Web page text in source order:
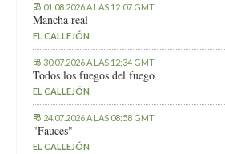
01.08.2026 A LAS 12:07 GMT
Mancha real
EL CALLEJÓN
30.07.2026 A LAS 12:34 GMT
Todos los fuegos del fuego
EL CALLEJÓN
24.07.2026 A LAS 08:58 GMT
"Fauces"
EL CALLEJÓN